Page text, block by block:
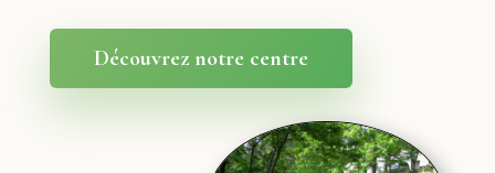
Découvrez notre centre